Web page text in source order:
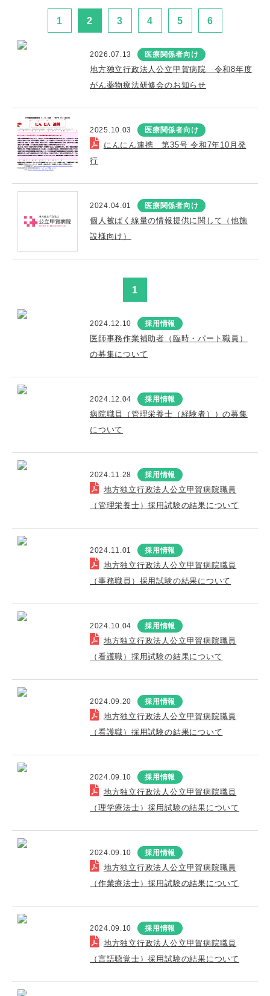
1 2 3 4 5 6
2026.07.13 医療関係者向け
地方独立行政法人公立甲賀病院 令和8年度
がん薬物療法研修会のお知らせ
2025.10.03 医療関係者向け
にんにん連携 第35号 令和7年10月発
行
2024.04.01 医療関係者向け
個人被ばく線量の情報提供に関して（他施
設様向け）
1
2024.12.10 採用情報
医師事務作業補助者（臨時・パート職員）
の募集について
2024.12.04 採用情報
病院職員（管理栄養士（経験者））の募集
について
2024.11.28 採用情報
地方独立行政法人公立甲賀病院職員
（管理栄養士）採用試験の結果について
2024.11.01 採用情報
地方独立行政法人公立甲賀病院職員
（事務職員）採用試験の結果について
2024.10.04 採用情報
地方独立行政法人公立甲賀病院職員
（看護職）採用試験の結果について
2024.09.20 採用情報
地方独立行政法人公立甲賀病院職員
（看護職）採用試験の結果について
2024.09.10 採用情報
地方独立行政法人公立甲賀病院職員
（理学療法士）採用試験の結果について
2024.09.10 採用情報
地方独立行政法人公立甲賀病院職員
（作業療法士）採用試験の結果について
2024.09.10 採用情報
地方独立行政法人公立甲賀病院職員
（言語聴覚士）採用試験の結果について